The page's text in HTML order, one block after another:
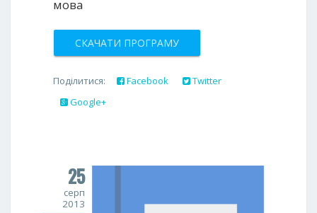
мова
СКАЧАТИ ПРОГРАМУ
Поділитися: Facebook
Twitter
Google+
25
серп
2013